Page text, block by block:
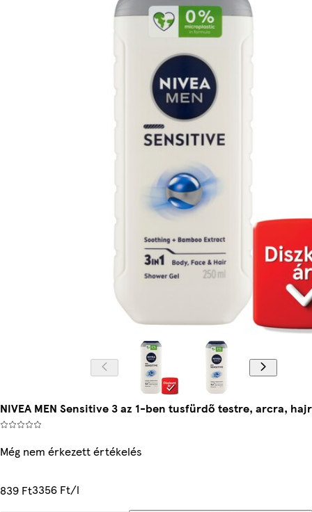
NIVEA MEN Sensitive 3 az 1-ben tusfürdő testre, arcra,
Még nem érkezett értékelés
839 Ft3356 Ft/l